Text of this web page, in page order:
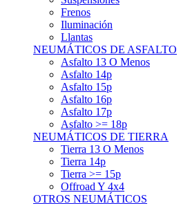
Frenos
Iluminación
Llantas
NEUMÁTICOS DE ASFALTO
Asfalto 13 O Menos
Asfalto 14p
Asfalto 15p
Asfalto 16p
Asfalto 17p
Asfalto >= 18p
NEUMÁTICOS DE TIERRA
Tierra 13 O Menos
Tierra 14p
Tierra >= 15p
Offroad Y 4x4
OTROS NEUMÁTICOS